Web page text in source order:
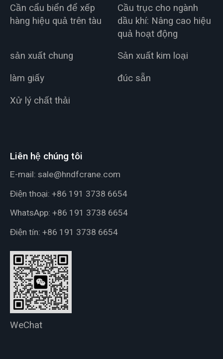
Cần cẩu biển để xếp
hàng hiệu quả trên tàu
Cầu trục cho ngành
dầu khí: Nâng cao hiệu
quả hoạt động
sản xuất chung
Sản xuất kim loại
làm giấy
đúc sẵn
Xử lý chất thải
Liên hệ chúng tôi
E-mail: sale@hndfcrane.com
Điện thoại: +86 191 3738 6654
WhatsApp: +86 191 3738 6654
Điện tín: +86 191 3738 6654
WeChat